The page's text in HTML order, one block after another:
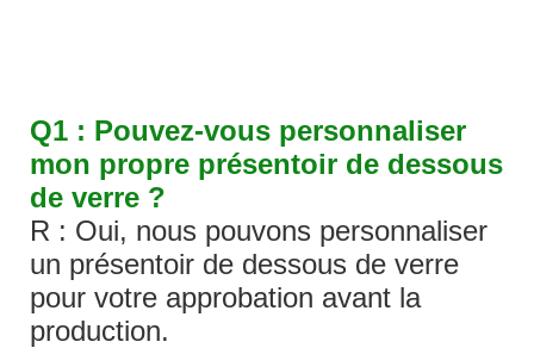
Q1 : Pouvez-vous personnaliser
mon propre présentoir de dessous
de verre ?
R : Oui, nous pouvons personnaliser
un présentoir de dessous de verre
pour votre approbation avant la
production.